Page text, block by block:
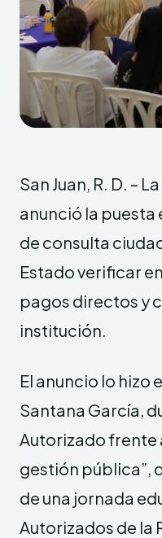
San Juan, R. D. –
anunció la puesta
de consulta
Estado verificar
pagos directos y
institución.
El anuncio lo hizo
Santana García,
Autorizado frente
gestión pública”,
de una jornada
Autorizados de la